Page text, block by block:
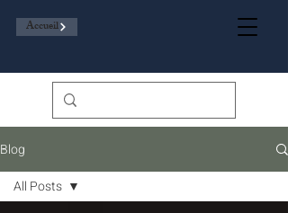
Accueil
Blog
All Posts